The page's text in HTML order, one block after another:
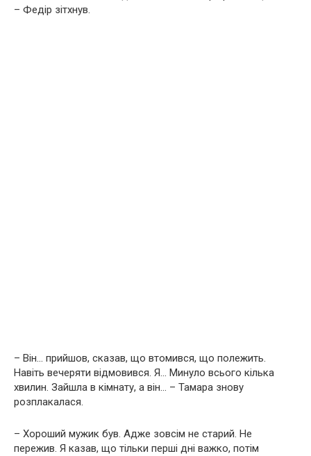
– Федір зітхнув.
– Він… прийшов, сказав, що втомився, що полежить.
Навіть вечеряти відмовився. Я… Минуло всього кілька
хвилин. Зайшла в кімнату, а він… – Тамара знову
розплакалася.
– Хороший мужик був. Адже зовсім не старий. Не
пережив. Я казав, що тільки перші дні важко, потім